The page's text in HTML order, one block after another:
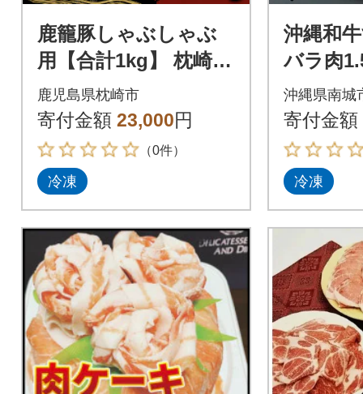
鹿籠豚しゃぶしゃぶ
用【合計1kg】 枕崎産
黒豚 B3-8
鹿児島県枕崎市
寄付金額 23,000円
（0件）
冷凍
沖縄和
バラ肉
沖縄県南城
寄付金額
冷凍